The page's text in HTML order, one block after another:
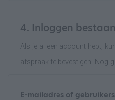
4. Inloggen
Als je al een account hebt,
afspraak te bevestigen. Nog
E-mailadres of